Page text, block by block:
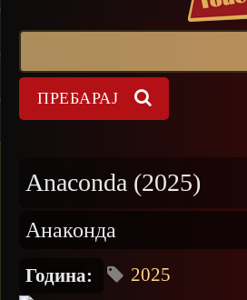
Anaconda (2025)
Анаконда
Година: 2025